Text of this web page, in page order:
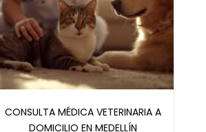
CONSULTA MÉDICA VETERINARIA A
DOMICILIO EN MEDELLÍN